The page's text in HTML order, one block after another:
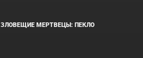
ЗЛОВЕЩИЕ МЕРТВЕЦЫ: ПЕКЛО